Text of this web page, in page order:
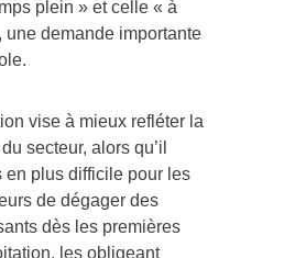
plein » et celle « à
une demande importante
vise à mieux refléter la
secteur, alors qu’il
en plus difficile pour les
de dégager des
dès les premières
les obligeant